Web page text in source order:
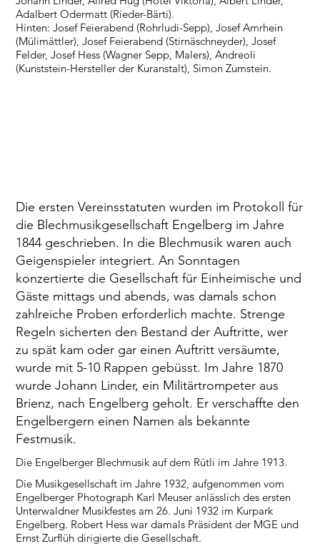
Adalbert Odermatt (Rieder-Bärti).
Hinten: Josef Feierabend (Rohrludi-Sepp), Josef Amrhein
(Mülimättler), Josef Feierabend (Stirnäschneyder), Josef
Felder, Josef Hess (Wagner Sepp, Malers), Andreoli
(Kunststein-Hersteller der Kuranstalt), Simon Zumstein.
Die ersten Vereinsstatuten wurden im Protokoll für
die Blechmusikgesellschaft Engelberg im Jahre
1844 geschrieben. In die Blechmusik waren auch
Geigenspieler integriert. An Sonntagen
konzertierte die Gesellschaft für Einheimische und
Gäste mittags und abends, was damals schon
zahlreiche Proben erforderlich machte. Strenge
Regeln sicherten den Bestand der Auftritte, wer
zu spät kam oder gar einen Auftritt versäumte,
wurde mit 5-10 Rappen gebüsst. Im Jahre 1870
wurde Johann Linder, ein Militärtrompeter aus
Brienz, nach Engelberg geholt. Er verschaffte den
Engelbergern einen Namen als bekannte
Festmusik.
Die Engelberger Blechmusik auf dem Rütli im Jahre 1913.
Die Musikgesellschaft im Jahre 1932, aufgenommen vom
Engelberger Photograph Karl Meuser anlässlich des ersten
Unterwaldner Musikfestes am 26. Juni 1932 im Kurpark
Engelberg. Robert Hess war damals Präsident der MGE und
Ernst Zurflüh dirigierte die Gesellschaft.